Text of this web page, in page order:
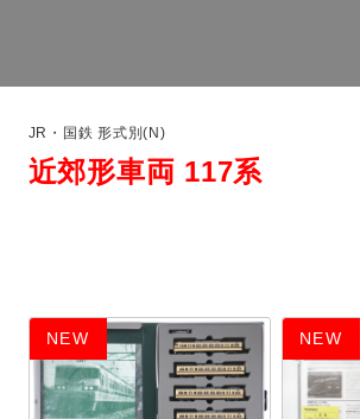
JR・国鉄 形式別(N)
近郊形車両 117系
NEW NEW